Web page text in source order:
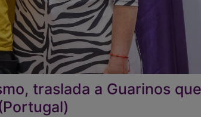
traslada a Guarinos